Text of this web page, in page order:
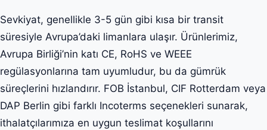
Sevkiyat, genellikle 3-5 gün gibi kısa bir transit
süresiyle Avrupa’daki limanlara ulaşır. Ürünlerimiz,
Avrupa Birliği’nin katı CE, RoHS ve WEEE
regülasyonlarına tam uyumludur, bu da gümrük
süreçlerini hızlandırır. FOB İstanbul, CIF Rotterdam veya
DAP Berlin gibi farklı Incoterms seçenekleri sunarak,
ithalatçılarımıza en uygun teslimat koşullarını